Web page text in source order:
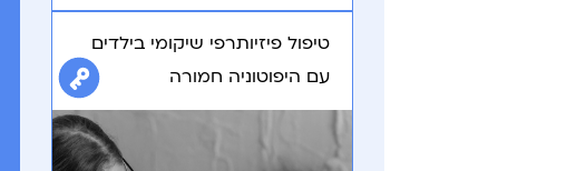
טיפול פיזיותרפי שיקומי בילדים
עם היפוטוניה חמורה